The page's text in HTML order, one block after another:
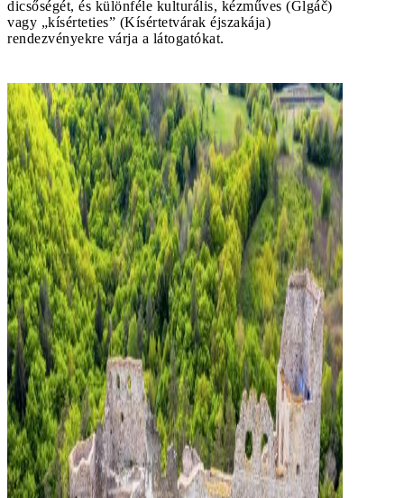
dicsőségét, és különféle kulturális, kézműves (Glgáč)
vagy „kísérteties” (Kísértetvárak éjszakája)
rendezvényekre várja a látogatókat.